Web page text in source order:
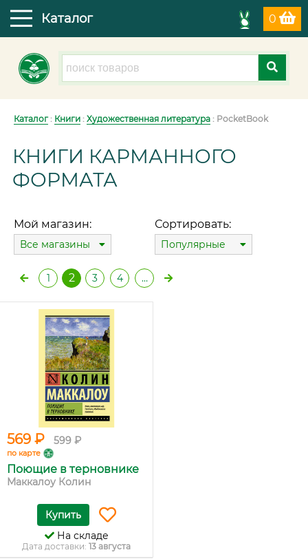
0
Каталог
Каталог: Книги : Художественная литература : PocketBook
КНИГИ КАРМАННОГО
ФОРМАТА
Мой магазин:
Все магазины
Сортировать:
Популярные
1 2 3 4 …
569 ₽ 599 ₽
по карте
Поющие в терновнике
Маккалоу Колин
Купить
На складе
Дата доставки: 13 августа